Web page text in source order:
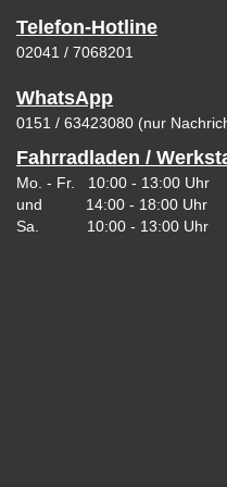
Telefon-Hotline
02041 / 7068201
WhatsApp
0151 / 63423080 (nur
Fahrradladen /
Mo. - Fr. 10:00 - 13:00 Uhr
und 14:00 - 18:00 Uhr
Sa. 10:00 - 13:00 Uhr